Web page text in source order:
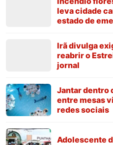
leva cidade
estado de
Irã divulga
reabrir o
jornal
Jantar dentro
entre mesas
redes sociais
Adolescente